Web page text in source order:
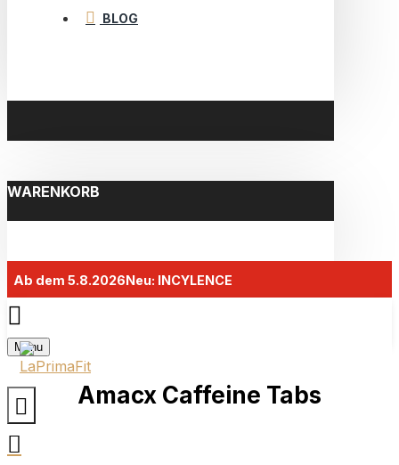
BLOG
WARENKORB
Ab dem 5.8.2026Neu: INCYLENCE
Menu
Amacx Caffeine Tabs